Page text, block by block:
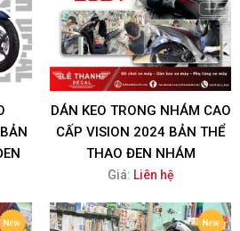
DÁN KEO TRONG NHÁM CAO
CẤP VISION 2024 BẢN THỂ
THAO ĐEN NHÁM
Giá: Liên hệ